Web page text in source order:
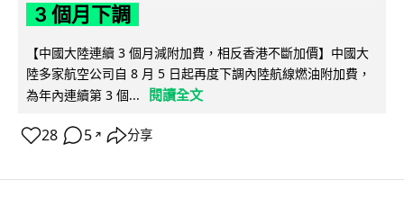
3 個月下調
【中國大陸連續 3 個月減附加費，相反香港不斷加價】中國大
陸多家航空公司自 8 月 5 日起再度下調內陸航線燃油附加費，
為年內連續第 3 個...
閱讀全文
28 5 ↗ 分享